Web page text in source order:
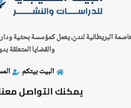
البريطانية لندن، يعمل كمؤسسة بحثية
والقضايا المتعلقة
البيت بيتكم
يمكنك التواصل معنا